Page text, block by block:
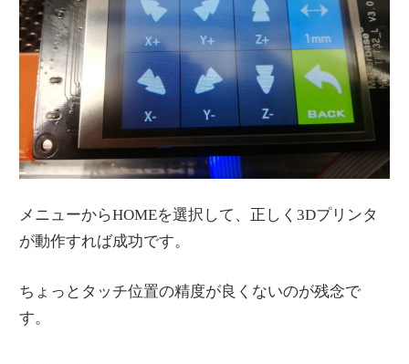
メニューからHOMEを選択して、正しく3Dプリンタ
が動作すれば成功です。
ちょっとタッチ位置の精度が良くないのが残念で
す。